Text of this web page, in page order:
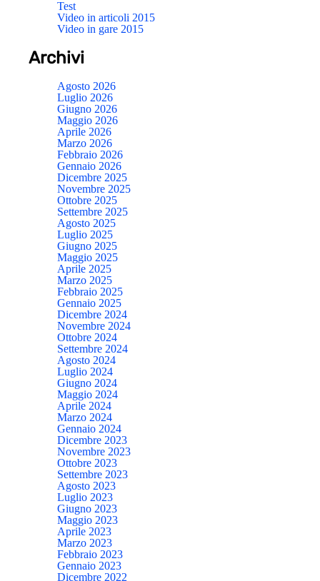
Test
Video in articoli 2015
Video in gare 2015
Archivi
Agosto 2026
Luglio 2026
Giugno 2026
Maggio 2026
Aprile 2026
Marzo 2026
Febbraio 2026
Gennaio 2026
Dicembre 2025
Novembre 2025
Ottobre 2025
Settembre 2025
Agosto 2025
Luglio 2025
Giugno 2025
Maggio 2025
Aprile 2025
Marzo 2025
Febbraio 2025
Gennaio 2025
Dicembre 2024
Novembre 2024
Ottobre 2024
Settembre 2024
Agosto 2024
Luglio 2024
Giugno 2024
Maggio 2024
Aprile 2024
Marzo 2024
Gennaio 2024
Dicembre 2023
Novembre 2023
Ottobre 2023
Settembre 2023
Agosto 2023
Luglio 2023
Giugno 2023
Maggio 2023
Aprile 2023
Marzo 2023
Febbraio 2023
Gennaio 2023
Dicembre 2022